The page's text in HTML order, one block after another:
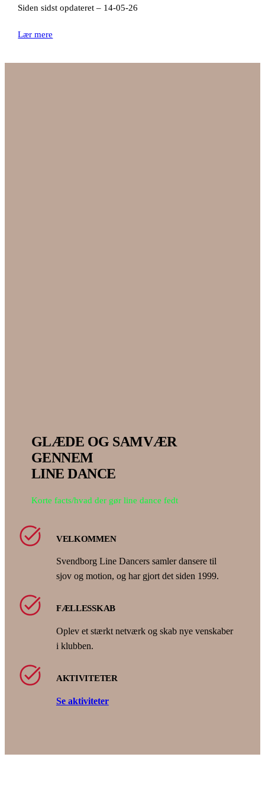
Siden sidst opdateret – 14-05-26
Lær mere
GLÆDE OG SAMVÆR
GENNEM
LINE DANCE
Korte facts/hvad der gør line dance fedt
VELKOMMEN
Svendborg Line Dancers samler dansere til
sjov og motion, og har gjort det siden 1999.
FÆLLESSKAB
Oplev et stærkt netværk og skab nye venskaber
i klubben.
AKTIVITETER
Se aktiviteter